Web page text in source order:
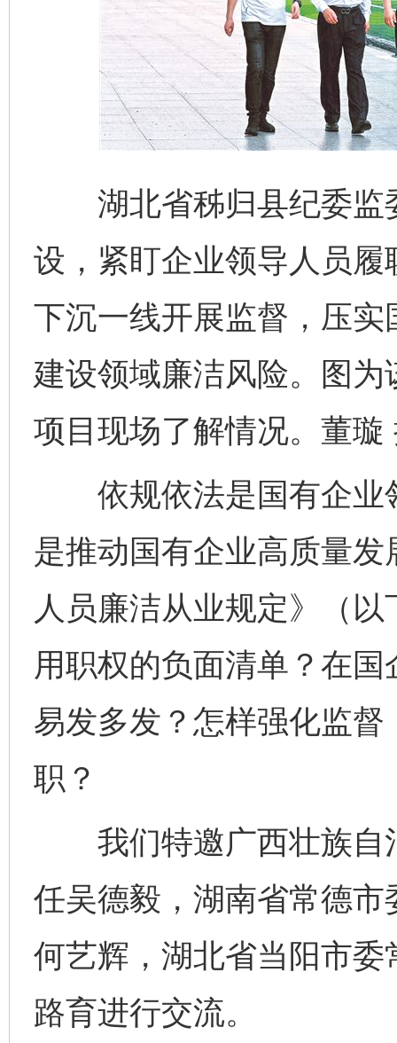
湖北省秭归县纪委监
设，紧盯企业领导人员
下沉一线开展监督，压
建设领域廉洁风险。图
项目现场了解情况。董璇
依规依法是国有企业
是推动国有企业高质量
人员廉洁从业规定》（
用职权的负面清单？在
易发多发？怎样强化监
职？
我们特邀广西壮族自
任吴德毅，湖南省常德
何艺辉，湖北省当阳市
路育进行交流。